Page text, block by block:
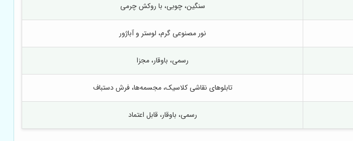
سنگین، چوبی، با روکش چرمی
نور مصنوعی گرم، لوستر و آباژور
رسمی، باوقار، مجزا
تابلوهای نقاشی کلاسیک، مجسمه‌ها، فرش دستباف
رسمی، باوقار، قابل اعتماد